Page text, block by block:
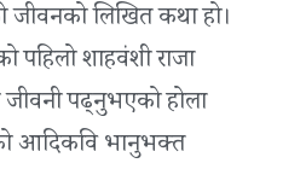
लिखित कथा हो।
पहिलो शाहवंशी राजा
जीवनी पढ्नुभएको होला
आदिकवि भानुभक्त